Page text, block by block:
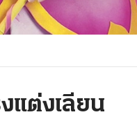
แต่งเลียน